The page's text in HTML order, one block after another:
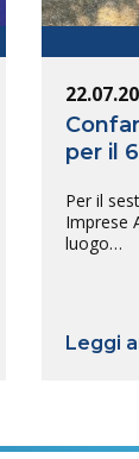
per il
Per il
Imprese
luogo…
Leggi